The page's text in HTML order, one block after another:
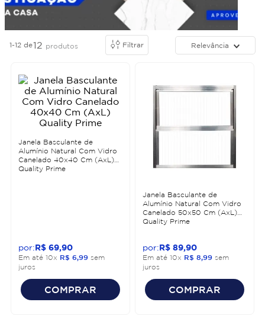
1-12 de12 produtos Filtrar Relevância
Janela Basculante de
Alumínio Natural Com Vidro
Canelado 40x40 Cm (AxL)
Quality Prime
R$ 69 90
Em até 10x R$ 6 99 sem
juros
COMPRAR
Janela Basculante de
Alumínio Natural Com Vidro
Canelado 50x50 Cm (AxL)
Quality Prime
R$ 89 90
Em até 10x R$ 8 99 sem
juros
COMPRAR